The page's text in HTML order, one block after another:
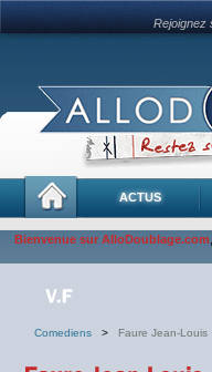
Rejoignez
ACTUS
Bienvenue sur AlloDoublage.com
Comediens > Faure Jean-Louis